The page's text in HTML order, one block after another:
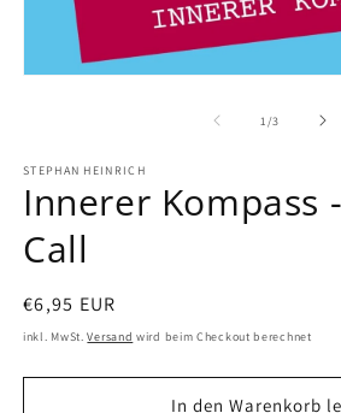
1 /von
3
STEPHAN HEINRICH
Innerer Kompass
Call
Normaler
Preis
€6,95 EUR
inkl. MwSt.Versand wird beim Checkout berechnet
In den Warenkorb